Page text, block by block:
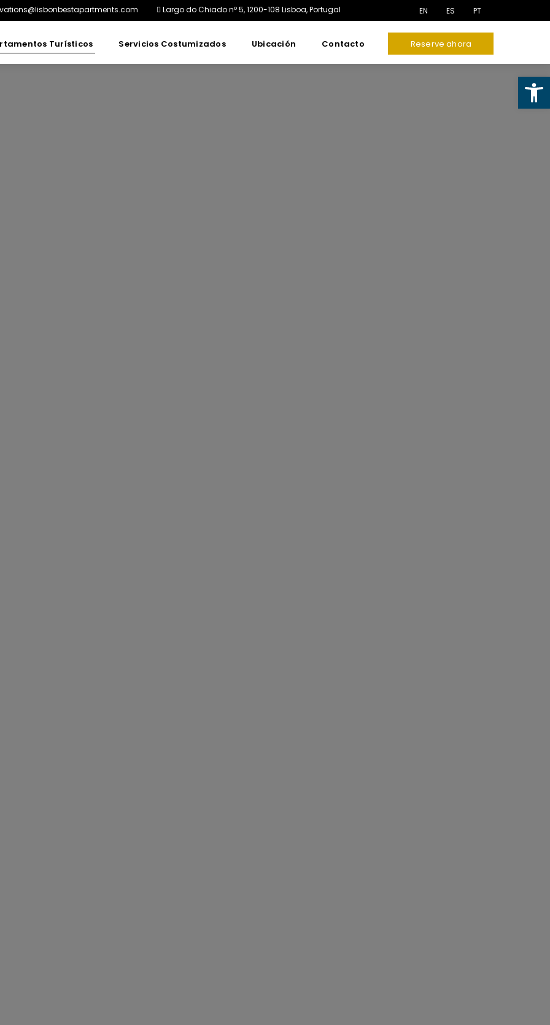
Abrir barra de herramientas
Largo do Chiado nº 5, 1200-108 Lisboa, Portugal EN ES PT
Turísticos Servicios Costumizados Ubicación Contacto Reserve ahora